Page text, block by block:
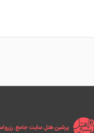
پرشین هتل سایت جامع